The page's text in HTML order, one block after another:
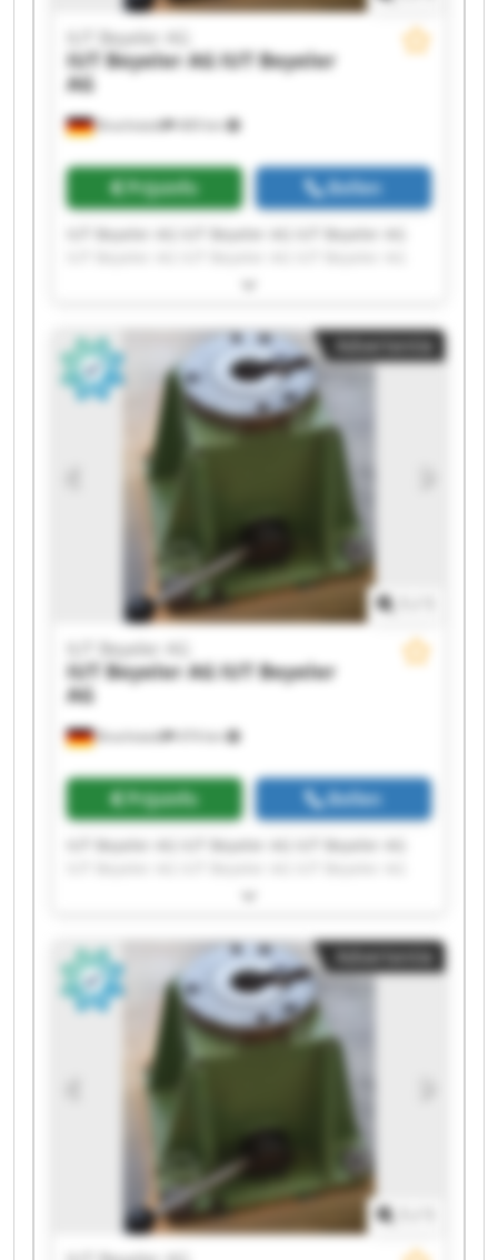
Brachstedt 469 km
IUT Beyeler AG
IUT Beyeler AGIUT Beyeler
AG
Prijsinfo Bellen
IUT Beyeler AG IUT Beyeler AG IUT Beyeler AG
IUT Beyeler AG IUT Beyeler AG IUT Beyeler AG
IUT Beyeler AG IUT Beyeler AG IUT Beyeler AG
IUT Beyeler AG IUT Beyeler AG
Brachstedt 474 km
IUT Beyeler AG
IUT Beyeler AGIUT Beyeler
AG
Prijsinfo Bellen
IUT Beyeler AG IUT Beyeler AG IUT Beyeler AG
IUT Beyeler AG IUT Beyeler AG IUT Beyeler AG
IUT Beyeler AG IUT Beyeler AG IUT Beyeler AG
IUT Beyeler AG IUT Beyeler AG